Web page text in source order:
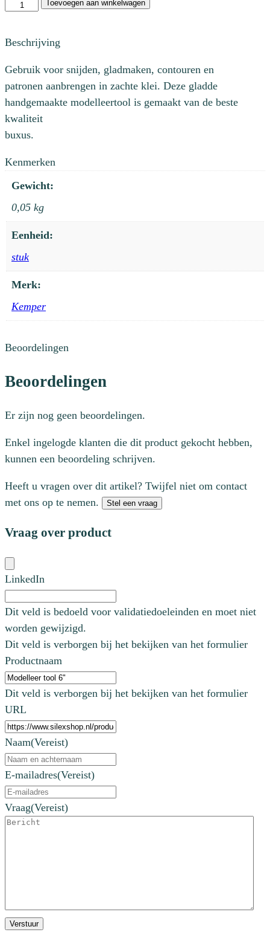
Modelleer
6"
Toevoegen aan winkelwagen
Beschrijving
Gebruik voor snijden, gladmaken, contouren en
patronen aanbrengen in zachte klei. Deze gladde
handgemaakte modelleertool is gemaakt van de beste
kwaliteit
buxus.
Kenmerken
Gewicht:
0,05 kg
Eenheid:
stuk
Merk:
Kemper
Beoordelingen
Beoordelingen
Er zijn nog geen beoordelingen.
Enkel ingelogde klanten die dit product gekocht hebben,
kunnen een beoordeling schrijven.
Heeft u vragen over dit artikel? Twijfel niet om contact
met ons op te nemen.
Stel een vraag
Vraag over product
LinkedIn
Dit veld is bedoeld voor validatiedoeleinden en moet niet
worden gewijzigd.
Dit veld is verborgen bij het bekijken van het formulier
Productnaam
Dit veld is verborgen bij het bekijken van het formulier
URL
Naam(Vereist)
E-mailadres(Vereist)
Vraag(Vereist)
Verstuur